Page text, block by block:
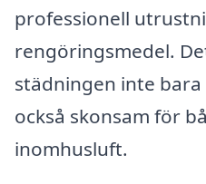
professionell
rengöringsmedel.
städningen inte
också skonsam för
inomhusluft.